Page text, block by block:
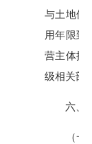
与土地使
用年限到
营主体提
级相关部
六、保
（一）